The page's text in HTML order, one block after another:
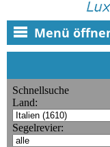
Menü